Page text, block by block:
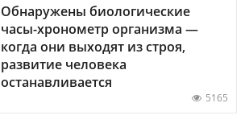
Обнаружены биологические
часы-хронометр организма —
когда они выходят из строя,
развитие человека
останавливается
5165